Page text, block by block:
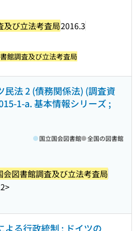
及び立法考査局2016.3
館調査及び立法考査局
民法 2 (債務関係法) (調査資
1-a. 基本情報シリーズ ;
会図書館調査及び立法考査局
国立国会図書館 全国の図書館
よる行政統制 : ドイツの